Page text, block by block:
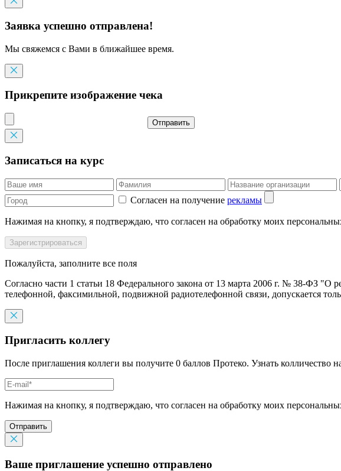
Заявка успешно отправлена!
Мы свяжемся с Вами в ближайшее время.
Прикрепите изображение чека
Отправить
Записаться на курс
Согласен на получение рекламы
Нажимая на кнопку, я подтверждаю, что согласен на обработку моих
Пожалуйста, заполните все поля
Согласно части 1 статьи 18 Федерального закона от 13 марта 2006 г. № 38-ФЗ "О
телефонной, факсимильной, подвижной радиотелефонной связи, допускается
Пригласить коллегу
После приглашения коллеги вы получите 0 баллов Протеко. Узнать колличество
Нажимая на кнопку, я подтверждаю, что согласен на обработку моих
Отправить
Ваше приглашение успешно отправлено